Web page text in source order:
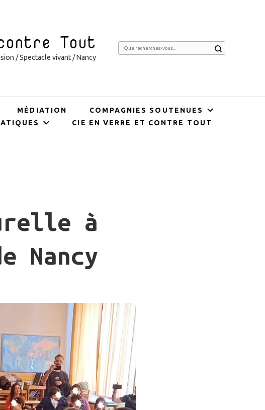
Tout
/ Spectacle vivant / Nancy
Vous
MÉDIATION
COMPAGNIES SOUTENUES
CIE EN VERRE ET CONTRE TOUT
à
Nancy